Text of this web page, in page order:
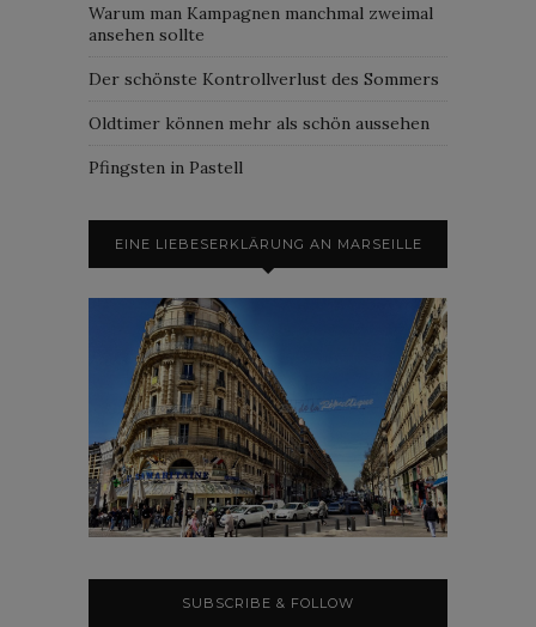
Warum man Kampagnen manchmal zweimal
ansehen sollte
Der schönste Kontrollverlust des Sommers
Oldtimer können mehr als schön aussehen
Pfingsten in Pastell
EINE LIEBESERKLÄRUNG AN MARSEILLE
SUBSCRIBE & FOLLOW